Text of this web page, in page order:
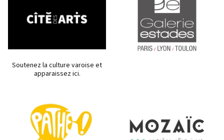
Soutenez la culture varoise et
apparaissez ici.